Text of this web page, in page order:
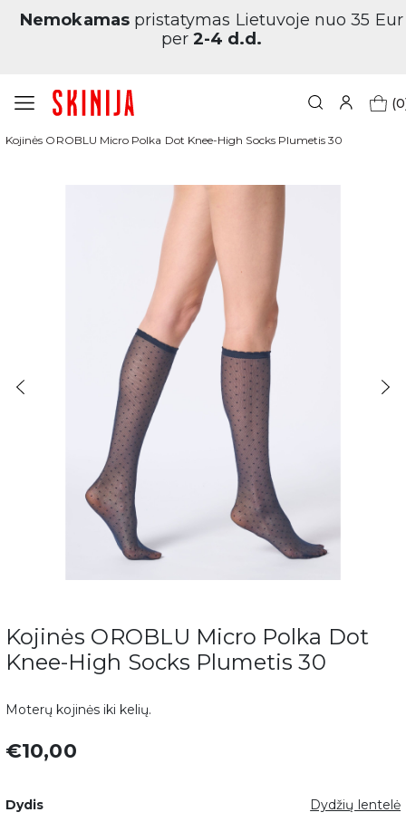
Nemokamaspristatymas Lietuvoje nuo 35 Eur
per 2-4 d.d.
Pagrindinis Prekių ženklai
Kojinės OROBLU Micro Polka Dot Knee-High Socks Plumetis 30
Kojinės OROBLU Micro Polka Dot
Knee-High Socks Plumetis 30
Moterų kojinės iki kelių.
€10,00
Dydis Dydžių lentelė